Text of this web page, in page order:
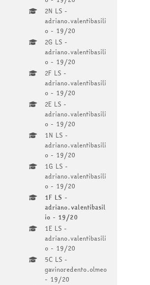
2N LS -
adriano.valentibasili
o - 19/20
2G LS -
adriano.valentibasili
o - 19/20
2F LS -
adriano.valentibasili
o - 19/20
2E LS -
adriano.valentibasili
o - 19/20
1N LS -
adriano.valentibasili
o - 19/20
1G LS -
adriano.valentibasili
o - 19/20
1F LS -
adriano.valentibasil
io - 19/20
1E LS -
adriano.valentibasili
o - 19/20
5C LS -
gavinoredento.olmeo
- 19/20